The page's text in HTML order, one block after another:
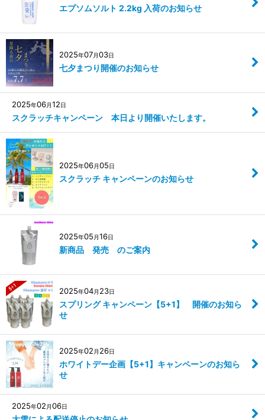
エプソムソルト 2.2kg 入荷のお知らせ
2025年07月03日
七夕まつり開催のお知らせ
2025年06月12日
スクラッチキャンペーン 本日より開催いたします。
2025年06月05日
スクラッチ キャンペーンのお知らせ
2025年05 月16日
新商品 発売 のご案内
2025年04月 23日
スプリング キャンペーン【5+1】 開催のお知ら
せ
2025年02 月 26日
ホワイトデー企画【5+1】キャンペーンのお知ら
せ
2025年02 月06日